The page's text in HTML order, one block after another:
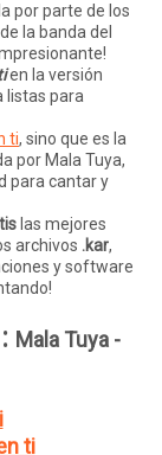
por parte de los
la banda del
en la versión
listas para
ti, sino que es la
por Mala Tuya,
para cantar y
las mejores
archivos .kar,
ysoftware
Mala Tuya -
ti